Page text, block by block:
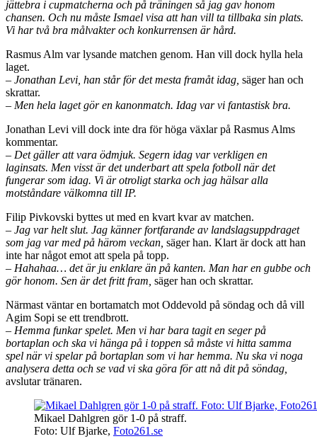
jättebra i cupmatcherna och på träningen så jag gav honom
chansen. Och nu måste Ismael visa att han vill ta tillbaka sin plats.
Vi har två bra målvakter och konkurrensen är hård.
Rasmus Alm var lysande matchen genom. Han vill dock hylla hela
laget.
– Jonathan Levi, han står för det mesta framåt idag, säger han och
skrattar.
– Men hela laget gör en kanonmatch. Idag var vi fantastisk bra.
Jonathan Levi vill dock inte dra för höga växlar på Rasmus Alms
kommentar.
– Det gäller att vara ödmjuk. Segern idag var verkligen en
laginsats. Men visst är det underbart att spela fotboll när det
fungerar som idag. Vi är otroligt starka och jag hälsar alla
motståndare välkomna till IP.
Filip Pivkovski byttes ut med en kvart kvar av matchen.
– Jag var helt slut. Jag känner fortfarande av landslagsuppdraget
som jag var med på härom veckan, säger han. Klart är dock att han
inte har något emot att spela på topp.
– Hahahaa… det är ju enklare än på kanten. Man har en gubbe och
gör honom. Sen är det fritt fram, säger han och skrattar.
Närmast väntar en bortamatch mot Oddevold på söndag och då vill
Agim Sopi se ett trendbrott.
– Hemma funkar spelet. Men vi har bara tagit en seger på
bortaplan och ska vi hänga på i toppen så måste vi hitta samma
spel när vi spelar på bortaplan som vi har hemma. Nu ska vi noga
analysera detta och se vad vi ska göra för att nå dit på söndag,
avslutar tränaren.
Mikael Dahlgren gör 1-0 på straff.
Foto: Ulf Bjarke, Foto261.se